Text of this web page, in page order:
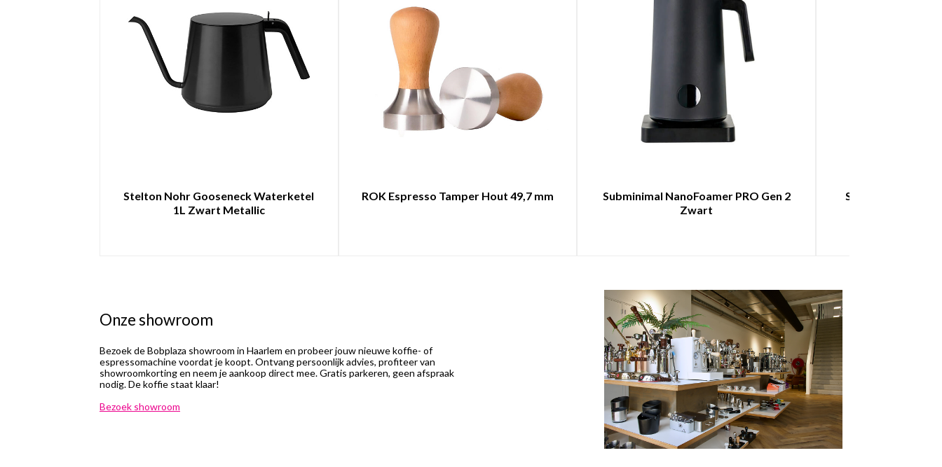
Stelton Nohr Gooseneck Waterketel
1L Zwart Metallic
ROK Espresso Tamper Hout 49,7 mm
Subminimal NanoFoamer PRO Gen 2
Zwart
Subminimal
Onze showroom
Bezoek de Bobplaza showroom in Haarlem en probeer jouw nieuwe koffie- of
espressomachine voordat je koopt. Ontvang persoonlijk advies, profiteer van
showroomkorting en neem je aankoop direct mee. Gratis parkeren, geen afspraak
nodig. De koffie staat klaar!
Bezoek showroom